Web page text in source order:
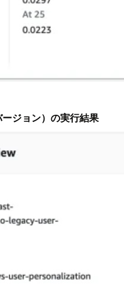
ジョン）の実行結果